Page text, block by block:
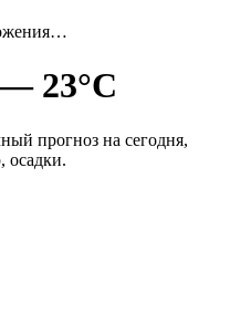
23°C
прогноз на сегодня,
осадки.